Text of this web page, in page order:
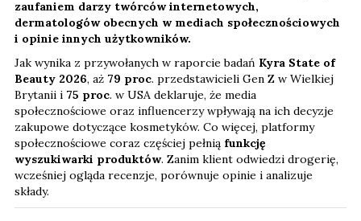
zaufaniem darzy twórców internetowych,
dermatologów obecnych w mediach społecznościowych
i opinie innych użytkowników.
Jak wynika z przywołanych w raporcie badań Kyra State of
Beauty 2026, aż 79 proc. przedstawicieli Gen Z w Wielkiej
Brytanii i 75 proc. w USA deklaruje, że media
społecznościowe oraz influencerzy wpływają na ich decyzje
zakupowe dotyczące kosmetyków. Co więcej, platformy
społecznościowe coraz częściej pełnią funkcję
wyszukiwarki produktów. Zanim klient odwiedzi drogerię,
wcześniej ogląda recenzje, porównuje opinie i analizuje
składy.